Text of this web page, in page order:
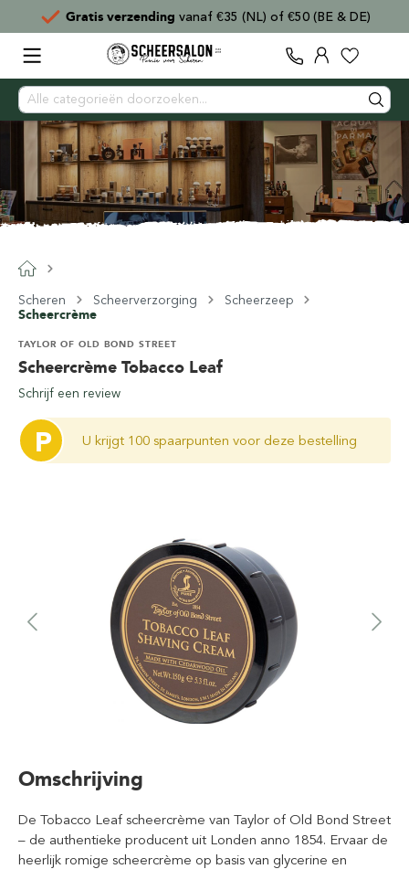
Voor15:00besteld, direct verzonden
Scheren Scheerverzorging
Scheerzeep
Scheercrème
Scheercrème Tobacco Leaf
TAYLOR OF OLD BOND STREET
Schrijf een review
P U krijgt 100 spaarpunten voor deze bestelling
Omschrijving
De Tobacco Leaf scheercrème van Taylor of Old Bond Street
– de authentieke producent uit Londen anno 1854. Ervaar de
heerlijk romige scheercrème op basis van glycerine en